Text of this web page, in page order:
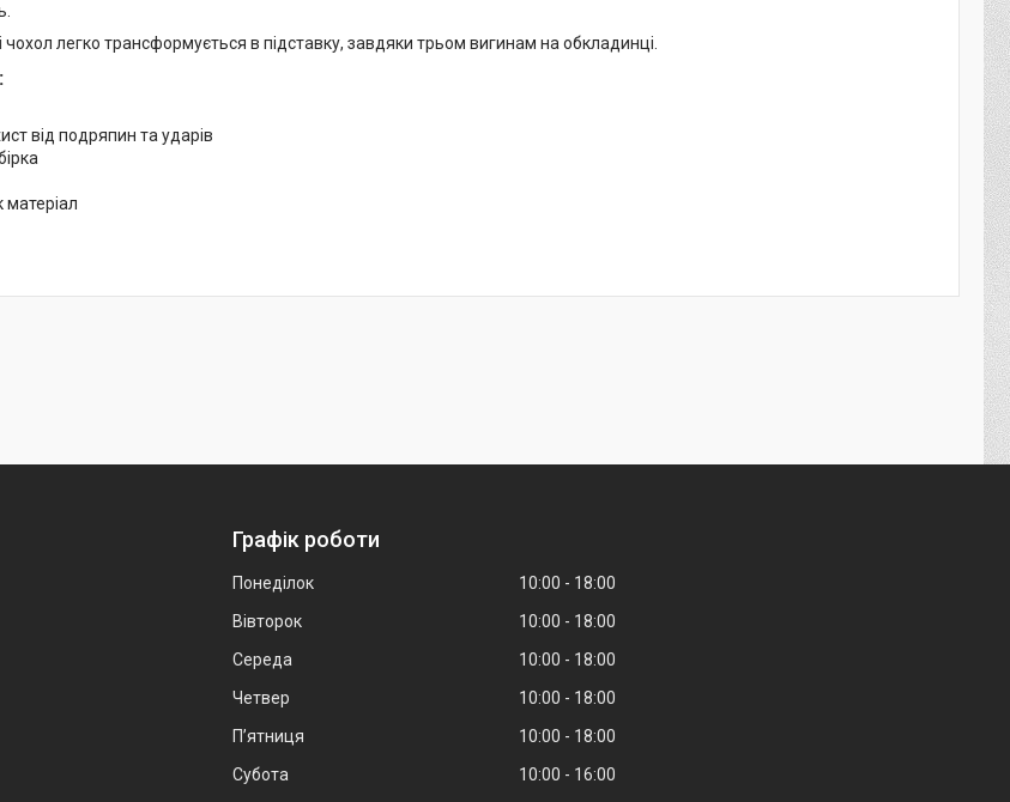
легко трансформується в підставку, завдяки трьом вигинам на обкладинці.
від подряпин та ударів
Графік роботи
Понеділок 10:00
18:00
Вівторок
10:00
18:00
Середа
10:00
18:00
Четвер
10:00
18:00
Пʼятниця
10:00
18:00
Субота
10:00
16:00